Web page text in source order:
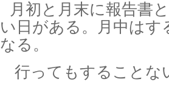
月初と月末に報告書
い日がある。月中は
なる。
行ってもすることな